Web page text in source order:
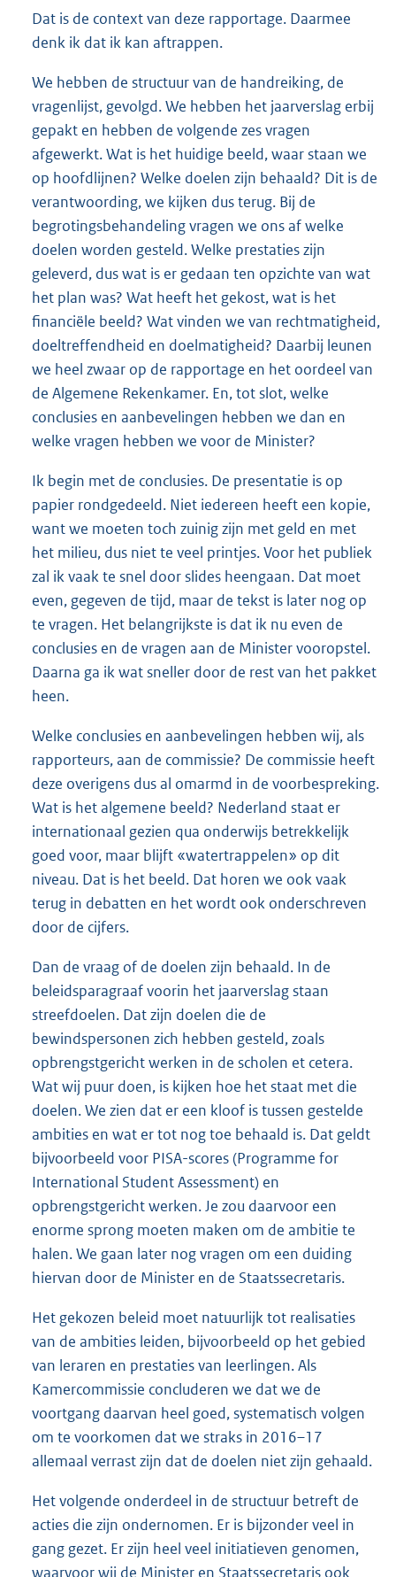
Dat is de context van deze rapportage. Daarmee
denk ik dat ik kan aftrappen.
We hebben de structuur van de handreiking, de
vragenlijst, gevolgd. We hebben het jaarverslag erbij
gepakt en hebben de volgende zes vragen
afgewerkt. Wat is het huidige beeld, waar staan we
op hoofdlijnen? Welke doelen zijn behaald? Dit is de
verantwoording, we kijken dus terug. Bij de
begrotingsbehandeling vragen we ons af welke
doelen worden gesteld. Welke prestaties zijn
geleverd, dus wat is er gedaan ten opzichte van wat
het plan was? Wat heeft het gekost, wat is het
financiële beeld? Wat vinden we van rechtmatigheid,
doeltreffendheid en doelmatigheid? Daarbij leunen
we heel zwaar op de rapportage en het oordeel van
de Algemene Rekenkamer. En, tot slot, welke
conclusies en aanbevelingen hebben we dan en
welke vragen hebben we voor de Minister?
Ik begin met de conclusies. De presentatie is op
papier rondgedeeld. Niet iedereen heeft een kopie,
want we moeten toch zuinig zijn met geld en met
het milieu, dus niet te veel printjes. Voor het publiek
zal ik vaak te snel door slides heengaan. Dat moet
even, gegeven de tijd, maar de tekst is later nog op
te vragen. Het belangrijkste is dat ik nu even de
conclusies en de vragen aan de Minister vooropstel.
Daarna ga ik wat sneller door de rest van het pakket
heen.
Welke conclusies en aanbevelingen hebben wij, als
rapporteurs, aan de commissie? De commissie heeft
deze overigens dus al omarmd in de voorbespreking.
Wat is het algemene beeld? Nederland staat er
internationaal gezien qua onderwijs betrekkelijk
goed voor, maar blijft «watertrappelen» op dit
niveau. Dat is het beeld. Dat horen we ook vaak
terug in debatten en het wordt ook onderschreven
door de cijfers.
Dan de vraag of de doelen zijn behaald. In de
beleidsparagraaf voorin het jaarverslag staan
streefdoelen. Dat zijn doelen die de
bewindspersonen zich hebben gesteld, zoals
opbrengstgericht werken in de scholen et cetera.
Wat wij puur doen, is kijken hoe het staat met die
doelen. We zien dat er een kloof is tussen gestelde
ambities en wat er tot nog toe behaald is. Dat geldt
bijvoorbeeld voor PISA-scores (Programme for
International Student Assessment) en
opbrengstgericht werken. Je zou daarvoor een
enorme sprong moeten maken om de ambitie te
halen. We gaan later nog vragen om een duiding
hiervan door de Minister en de Staatssecretaris.
Het gekozen beleid moet natuurlijk tot realisaties
van de ambities leiden, bijvoorbeeld op het gebied
van leraren en prestaties van leerlingen. Als
Kamercommissie concluderen we dat we de
voortgang daarvan heel goed, systematisch volgen
om te voorkomen dat we straks in 2016–17
allemaal verrast zijn dat de doelen niet zijn gehaald.
Het volgende onderdeel in de structuur betreft de
acties die zijn ondernomen. Er is bijzonder veel in
gang gezet. Er zijn heel veel initiatieven genomen,
waarvoor wij de Minister en Staatssecretaris ook